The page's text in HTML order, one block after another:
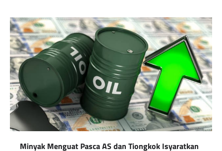
Minyak Menguat Pasca AS dan Tiongkok Isyaratkan